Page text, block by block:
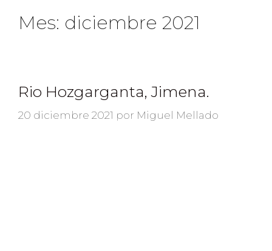
Mes: diciembre 2021
Rio Hozgarganta, Jimena.
20 diciembre 2021 por Miguel Mellado